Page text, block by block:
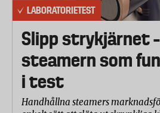
LABORATORIETEST
Slipp strykjärnet
steamern som
i test
Handhållna steamers